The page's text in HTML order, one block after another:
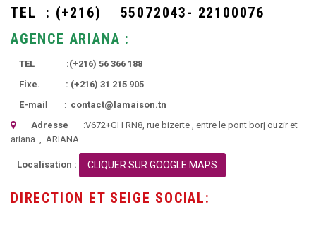
TEL : (+216)
55072043- 22100076
AGENCE ARIANA :
TEL :(+216) 56 366 188
Fixe. : (+216) 31 215 905
E-mai l : contact@lamaison.tn
Adresse :V672+GH RN8, rue bizerte , entre le pont borj ouzir et
ariana , ARIANA
Localisation : CLIQUER SUR GOOGLE MAPS
DIRECTION ET SEIGE SOCIAL: